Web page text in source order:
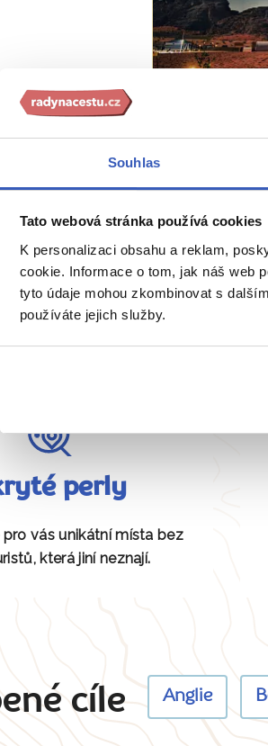
Souhlas
Tato webová stránka používá cookies
K personalizaci obsahu a reklam,
cookie. Informace o tom, jak náš web
tyto údaje mohou zkombinovat s
používáte jejich služby.
celý život
4316 přečtení
perly
vás unikátní místa bez
která jiní neznají.
cíle Anglie